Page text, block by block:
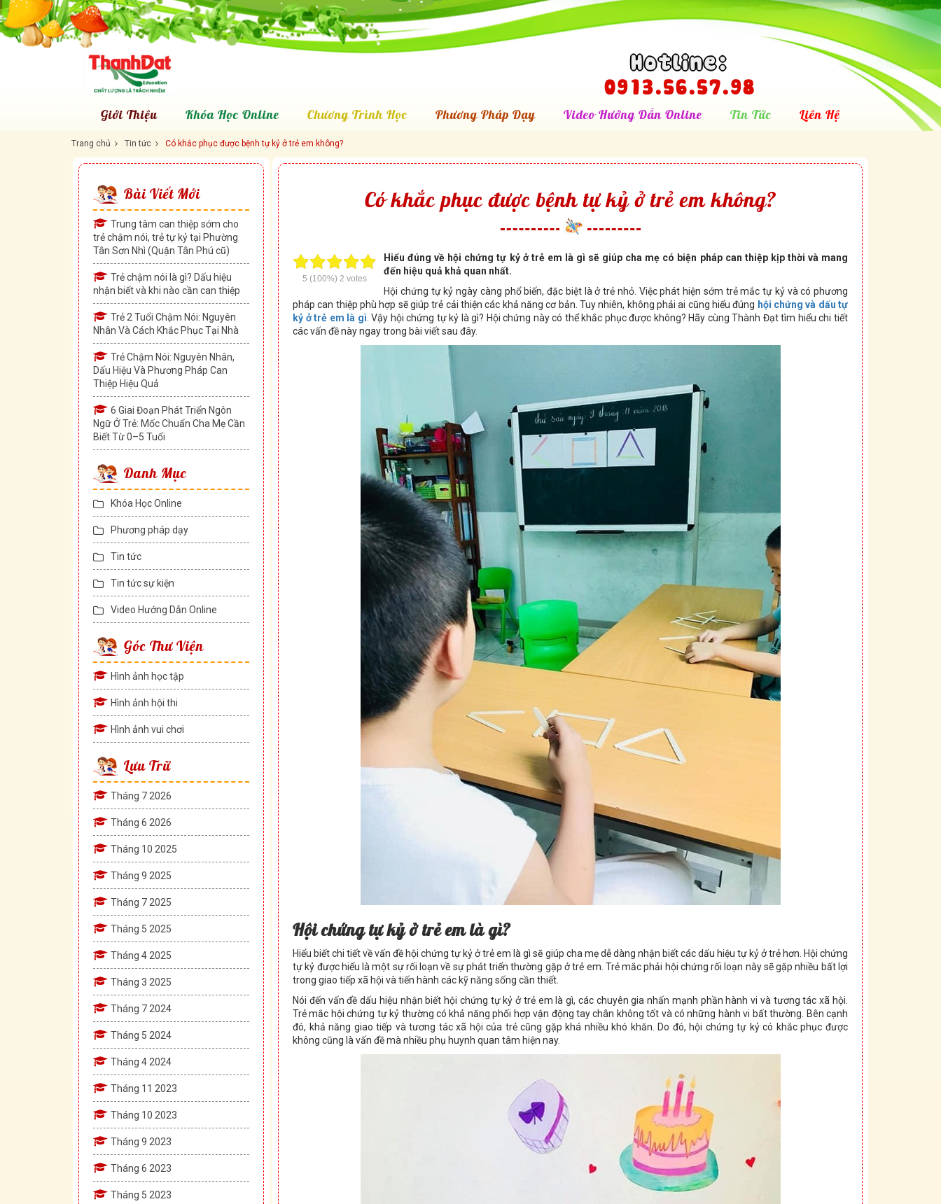
Hotline:
0913.56.57.98
Giới Thiệu Khóa Học Online Chương Trình Học Phương Pháp Dạy Video Hướng Dẫn Online Tin Tức Liên Hệ
Trang chủ Tin tức Có khắc phục được bệnh tự kỷ ở trẻ em không?
Bài Viết Mới
Trung tâm can thiệp sớm cho
trẻ chậm nói, trẻ tự kỷ tại Phường
Tân Sơn Nhì (Quận Tân Phú cũ)
Trẻ chậm nói là gì? Dấu hiệu
nhận biết và khi nào cần can thiệp
Trẻ 2 Tuổi Chậm Nói: Nguyên
Nhân Và Cách Khắc Phục Tại Nhà
Trẻ Chậm Nói: Nguyên Nhân,
Dấu Hiệu Và Phương Pháp Can
Thiệp Hiệu Quả
6 Giai Đoạn Phát Triển Ngôn
Ngữ Ở Trẻ: Mốc Chuẩn Cha Mẹ Cần
Biết Từ 0–5 Tuổi
Danh Mục
Khóa Học Online
Phương pháp dạy
Tin tức
Tin tức sự kiện
Video Hướng Dẫn Online
Góc Thư Viện
Hình ảnh học tập
Hình ảnh hội thi
Hình ảnh vui chơi
Lưu Trữ
Tháng 7 2026
Tháng 6 2026
Tháng 10 2025
Tháng 9 2025
Tháng 7 2025
Tháng 5 2025
Tháng 4 2025
Tháng 3 2025
Tháng 7 2024
Tháng 5 2024
Tháng 4 2024
Tháng 11 2023
Tháng 10 2023
Tháng 9 2023
Tháng 6 2023
Tháng 5 2023
Có khắc phục được bệnh tự kỷ ở trẻ em không?
5 (100%) 2 votes
Hiểu đúng về hội chứng tự kỷ ở trẻ em là gì sẽ giúp cha mẹ có biện pháp can thiệp kịp thời và mang
đến hiệu quả khả quan nhất.
Hội chứng tự kỷ ngày càng phổ biến, đặc biệt là ở trẻ nhỏ. Việc phát hiện sớm trẻ mắc tự kỷ và có phương
pháp can thiệp phù hợp sẽ giúp trẻ cải thiện các khả năng cơ bản. Tuy nhiên, không phải ai cũng hiểu đúng hội chứng và dấu tự
kỷ ở trẻ em là gì . Vậy hội chứng tự kỷ là gì? Hội chứng này có thể khắc phục được không? Hãy cùng Thành Đạt tìm hiểu chi tiết
các vấn đề này ngay trong bài viết sau đây.
Hội chứng tự kỷ ở trẻ em là gì?
Hiểu biết chi tiết về vấn đề hội chứng tự kỷ ở trẻ em là gì sẽ giúp cha mẹ dễ dàng nhận biết các dấu hiệu tự kỷ ở trẻ hơn. Hội chứng
tự kỷ được hiểu là một sự rối loạn về sự phát triển thường gặp ở trẻ em. Trẻ mắc phải hội chứng rối loạn này sẽ gặp nhiều bất lợi
trong giao tiếp xã hội và tiến hành các kỹ năng sống cần thiết.
Nói đến vấn đề dấu hiệu nhận biết hội chứng tự kỷ ở trẻ em là gì, các chuyên gia nhấn mạnh phần hành vi và tương tác xã hội.
Trẻ mắc hội chứng tự kỷ thường có khả năng phối hợp vận động tay chân không tốt và có những hành vi bất thường. Bên cạnh
đó, khả năng giao tiếp và tương tác xã hội của trẻ cũng gặp khá nhiều khó khăn. Do đó, hội chứng tự kỷ có khắc phục được
không cũng là vấn đề mà nhiều phụ huynh quan tâm hiện nay.